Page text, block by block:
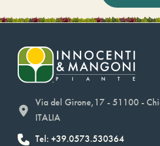
Via del Girone,17 - 51100 -
ITALIA
Tel: +39.0573.530364